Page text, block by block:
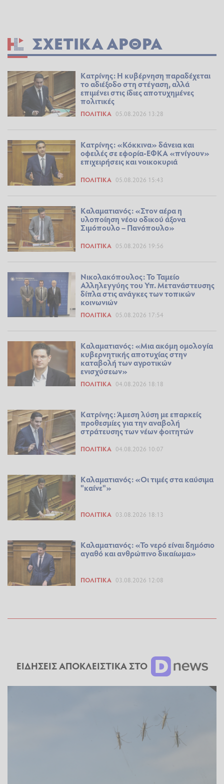
ΣΧΕΤΙΚΆ ΆΡΘΡΑ
Κατρίνης: Η κυβέρνηση παραδέχεται
το αδιέξοδο στη στέγαση, αλλά
επιμένει στις ίδιες αποτυχημένες
πολιτικές
ΠΟΛΙΤΙΚΆ 05.08.2026 13:28
Κατρίνης: «Κόκκινα» δάνεια και
οφειλές σε εφορία-ΕΦΚΑ «πνίγουν»
επιχειρήσεις και νοικοκυριά
ΠΟΛΙΤΙΚΆ 05.08.2026 15:43
Καλαματιανός: «Στον αέρα η
υλοποίηση νέου οδικού άξονα
Σιμόπουλο – Πανόπουλο»
ΠΟΛΙΤΙΚΆ 05.08.2026 19:56
Νικολακόπουλος: Το Ταμείο
Αλληλεγγύης του Υπ. Μετανάστευσης
δίπλα στις ανάγκες των τοπικών
κοινωνιών
ΠΟΛΙΤΙΚΆ 05.08.2026 17:54
Καλαματιανός: «Μια ακόμη ομολογία
κυβερνητικής αποτυχίας στην
καταβολή των αγροτικών
ενισχύσεων»
ΠΟΛΙΤΙΚΆ 04.08.2026 18:18
Κατρίνης: Άμεση λύση με επαρκείς
προθεσμίες για την αναβολή
στράτευσης των νέων φοιτητών
ΠΟΛΙΤΙΚΆ 04.08.2026 10:07
Καλαματιανός: «Οι τιμές στα καύσιμα
"καίνε"»
ΠΟΛΙΤΙΚΆ 03.08.2026 18:13
Καλαματιανός: «Το νερό είναι δημόσιο
αγαθό και ανθρώπινο δικαίωμα»
ΠΟΛΙΤΙΚΆ 03.08.2026 12:08
ΕΙΔΗΣΕΙΣ ΑΠΟΚΛΕΙΣΤΙΚΑ ΣΤΟ